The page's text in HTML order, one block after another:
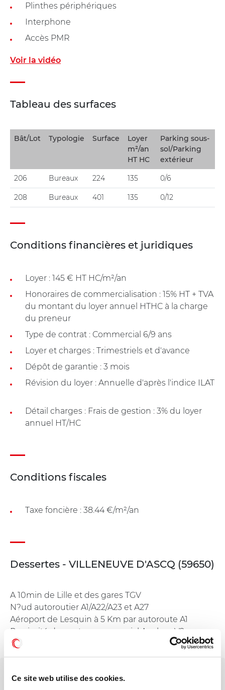
Ce site web utilise des cookies.
Plinthes périphériques
Interphone
Accès PMR
Voir la vidéo
Tableau des surfaces
Bât/Lot Typologie Surface
Loyer
m²/an
HT HC
Parking sous-
sol/Parking
extérieur
206 Bureaux 224 135 0/6
208 Bureaux 401 135 0/12
Conditions financières et juridiques
Loyer : 145 € HT HC/m²/an
Honoraires de commercialisation : 15% HT + TVA
du montant du loyer annuel HTHC à la charge
du preneur
Type de contrat : Commercial 6/9 ans
Loyer et charges : Trimestriels et d'avance
Dépôt de garantie : 3 mois
Révision du loyer : Annuelle d'après l'indice ILAT
Détail charges : Frais de gestion : 3% du loyer
annuel HT/HC
Conditions fiscales
Taxe foncière : 38.44 €/m²/an
Dessertes - VILLENEUVE D'ASCQ (59650)
A 10min de Lille et des gares TGV
N?ud autoroutier A1/A22/A23 et A27
Aéroport de Lesquin à 5 Km par autoroute A1
Proximité du centre commercial Auchan V2
Sortie 'Cité Scientifique'
Votre interlocuteur dédié